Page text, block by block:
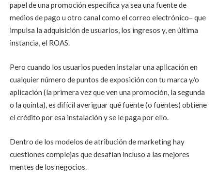
papel de una promoción específica ya sea una fuente de
medios de pago u otro canal como el correo electrónico– que
impulsa la adquisición de usuarios, los ingresos y, en última
instancia, el ROAS.
Pero cuando los usuarios pueden instalar una aplicación en
cualquier número de puntos de exposición con tu marca y/o
aplicación (la primera vez que ven una promoción, la segunda
o la quinta), es difícil averiguar qué fuente (o fuentes) obtiene
el crédito por esa instalación y se le paga por ello.
Dentro de los modelos de atribución de marketing hay
cuestiones complejas que desafían incluso a las mejores
mentes de los negocios.